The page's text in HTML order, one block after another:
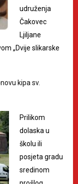
udruženja
Čakovec
Ljiljane
„Dvije slikarske
kipa sv.
Prilikom
dolaska u
školu ili
posjeta gradu
sredinom